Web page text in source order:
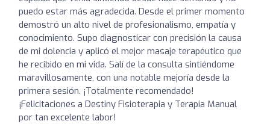
puedo estar más agradecida. Desde el primer momento
demostró un alto nivel de profesionalismo, empatía y
conocimiento. Supo diagnosticar con precisión la causa
de mi dolencia y aplicó el mejor masaje terapéutico que
he recibido en mi vida. Salí de la consulta sintiéndome
maravillosamente, con una notable mejoría desde la
primera sesión. ¡Totalmente recomendado!
¡Felicitaciones a Destiny Fisioterapia y Terapia Manual
por tan excelente labor!